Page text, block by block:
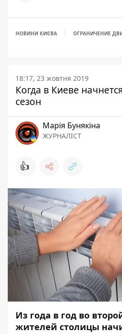
НОВИНИ КИЄВА ОГРАНИЧЕНИЕ
18:17, 23 жовтня 2019
Когда в Киеве
сезон
Марія Бунякіна
ЖУРНАЛІСТ
👍
Из года в год во
жителей столицы